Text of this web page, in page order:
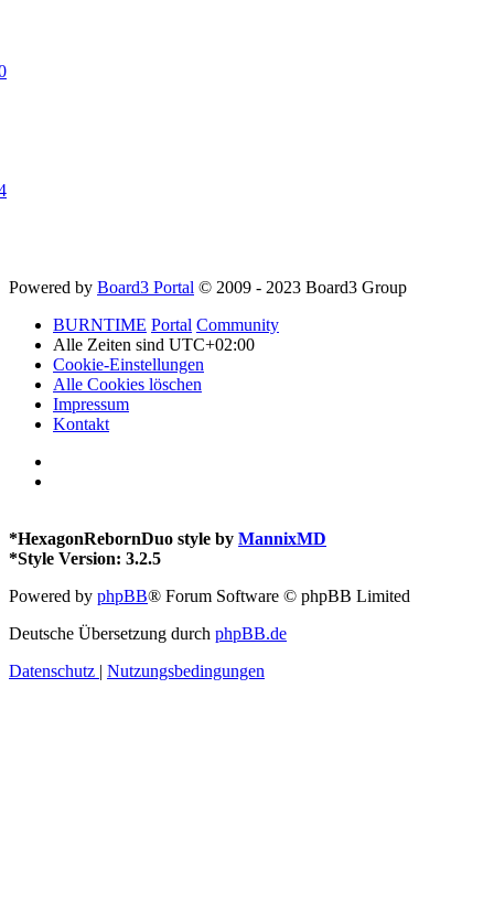
Powered by Board3 Portal © 2009 - 2023 Board3 Group
BURNTIME Portal Community
Alle Zeiten sind UTC+02:00
Cookie-Einstellungen
Alle Cookies löschen
Impressum
Kontakt
*HexagonRebornDuo style by MannixMD
*Style Version: 3.2.5
Powered by phpBB® Forum Software © phpBB Limited
Deutsche Übersetzung durch phpBB.de
Datenschutz
Nutzungsbedingungen